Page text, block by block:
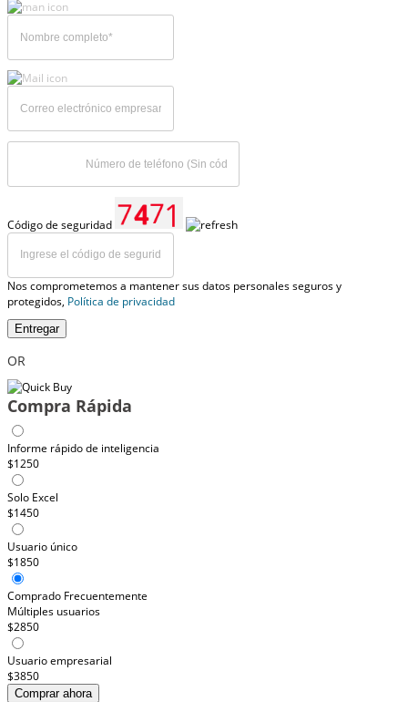
Código de seguridad
Nos comprometemos a mantener sus datos personales seguros y
protegidos, Política de privacidad
Entregar
OR
Compra Rápida
Informe rápido de inteligencia
$1250
Solo Excel
$1450
Usuario único
$1850
Comprado Frecuentemente
Múltiples usuarios
$2850
Usuario empresarial
$3850
Comprar ahora